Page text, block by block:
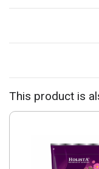
This product is